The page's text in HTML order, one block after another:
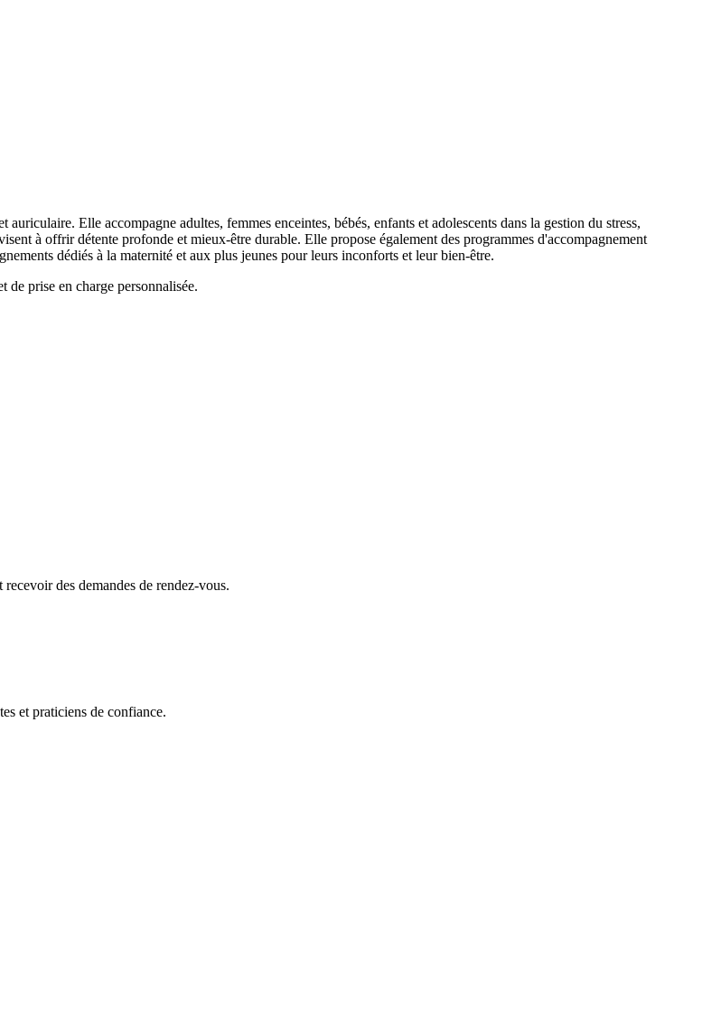
Elle accompagne adultes, femmes enceintes, bébés, enfants et adolescents dans la gestion du stress,
à offrir détente profonde et mieux-être durable. Elle propose également des programmes d'accompagnement
dédiés à la maternité et aux plus jeunes pour leurs inconforts et leur bien-être.
de prise en charge personnalisée.
des demandes de rendez-vous.
et praticiens de confiance.